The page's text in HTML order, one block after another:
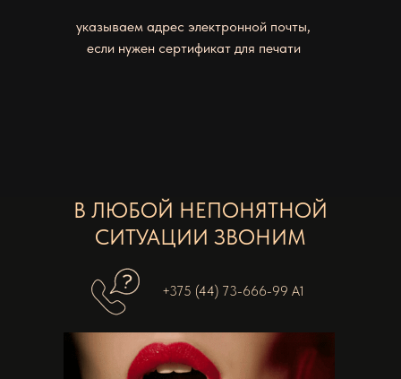
указываем адрес электронной почты,
если нужен сертификат для печати
+375 (44) 73-666-99 А1
В ЛЮБОЙ НЕПОНЯТНОЙ
СИТУАЦИИ ЗВОНИМ